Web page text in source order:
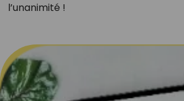
l’unanimité !